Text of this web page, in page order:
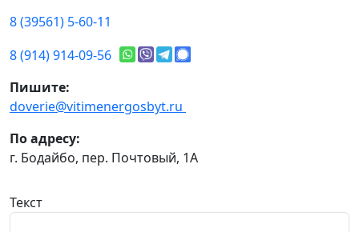
8 (39561) 5-60-11
8 (914) 914-09-56
Пишите:
doverie@vitimenergosbyt.ru
По адресу:
г. Бодайбо, пер. Почтовый, 1А
Текст